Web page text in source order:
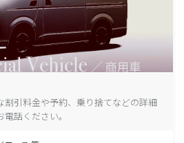
割引料金や予約、乗り捨てなどの詳細
話ください。